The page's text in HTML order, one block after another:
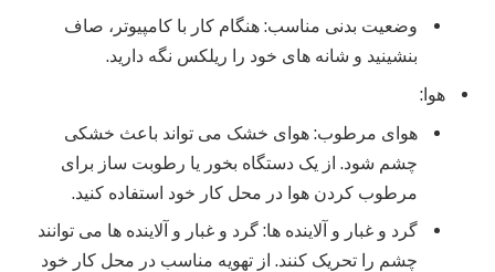
وضعیت بدنی مناسب: هنگام کار با کامپیوتر، صاف
بنشینید و شانه های خود را ریلکس نگه دارید.
هوا:
هوای مرطوب: هوای خشک می تواند باعث خشکی
چشم شود. از یک دستگاه بخور یا رطوبت ساز برای
مرطوب کردن هوا در محل کار خود استفاده کنید.
گرد و غبار و آلاینده ها: گرد و غبار و آلاینده ها می توانند
چشم را تحریک کنند. از تهویه مناسب در محل کار خود